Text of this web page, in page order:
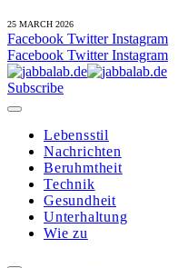
25 MARCH 2026
Facebook Twitter Instagram
Facebook Twitter Instagram
Subscribe
Lebensstil
Nachrichten
Beruhmtheit
Technik
Gesundheit
Unterhaltung
Wie zu